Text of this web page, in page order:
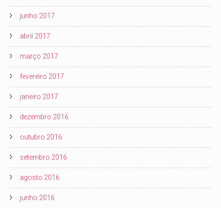
junho 2017
abril 2017
março 2017
fevereiro 2017
janeiro 2017
dezembro 2016
outubro 2016
setembro 2016
agosto 2016
junho 2016